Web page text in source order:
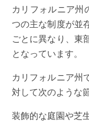
カリフォルニア州
つの主な制度が並
ごとに異なり、東
となっています。
カリフォルニア州
対して次のような
装飾的な庭園や芝